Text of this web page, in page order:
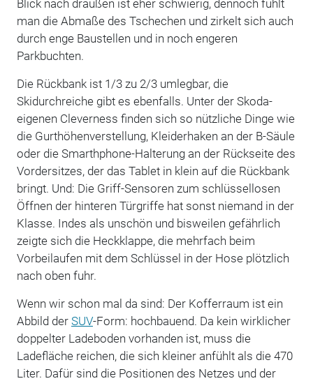
Blick nach draußen ist eher schwierig, dennoch fühlt
man die Abmaße des Tschechen und zirkelt sich auch
durch enge Baustellen und in noch engeren
Parkbuchten.
Die Rückbank ist 1/3 zu 2/3 umlegbar, die
Skidurchreiche gibt es ebenfalls. Unter der Skoda-
eigenen Cleverness finden sich so nützliche Dinge wie
die Gurthöhenverstellung, Kleiderhaken an der B-Säule
oder die Smarthphone-Halterung an der Rückseite des
Vordersitzes, der das Tablet in klein auf die Rückbank
bringt. Und: Die Griff-Sensoren zum schlüssellosen
Öffnen der hinteren Türgriffe hat sonst niemand in der
Klasse. Indes als unschön und bisweilen gefährlich
zeigte sich die Heckklappe, die mehrfach beim
Vorbeilaufen mit dem Schlüssel in der Hose plötzlich
nach oben fuhr.
Wenn wir schon mal da sind: Der Kofferraum ist ein
Abbild der SUV-Form: hochbauend. Da kein wirklicher
doppelter Ladeboden vorhanden ist, muss die
Ladefläche reichen, die sich kleiner anfühlt als die 470
Liter. Dafür sind die Positionen des Netzes und der